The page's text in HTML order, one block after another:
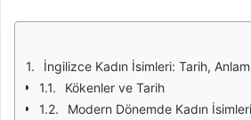
İngilizce Kadın İsimleri: Tarih,
Kökenler ve Tarih
Modern Dönemde Kadın İsimleri